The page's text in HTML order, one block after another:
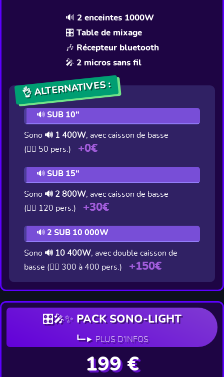
🔊 2 enceintes 1000W
🎛️ Table de mixage
🎶 Récepteur bluetooth
🎤 2 micros sans fil
👌 ALTERNATIVES :
🔊 SUB 10"
Sono 🔊 1 400W, avec caisson de basse
(👯‍♂️ 50 pers.)
+0€
🔊 SUB 15"
Sono 🔊 2 800W, avec caisson de basse
(👯‍♂️ 120 pers.)
+30€
🔊 2 SUB 10 000W
Sono 🔊 10 400W, avec double caisson de
basse (👯‍♂️ 300 à 400 pers.)
+150€
🎛️🎤✨ PACK SONO-LIGHT
┗━► PLUS D'INFOS
199 €